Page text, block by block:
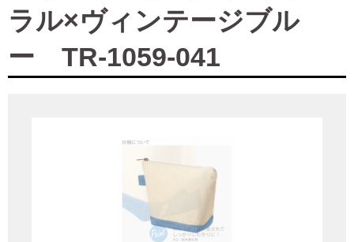
ラル×ヴィンテージブル
ー TR-1059-041